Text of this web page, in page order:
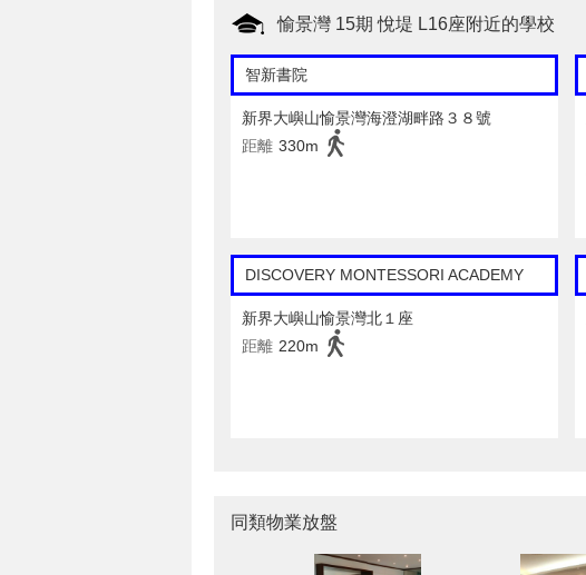
愉景灣 15期 悅堤 L16座附近的學校
智新書院
新界大嶼山愉景灣海澄湖畔路３８號
距離 330m
DISCOVERY MONTESSORI ACADEMY
新界大嶼山愉景灣北１座
距離 220m
同類物業放盤